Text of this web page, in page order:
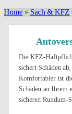
Home » Sach & KFZ
Die KFZ-
sichert Schäden
Komfortabler ist
Schäden an Ihrem
sicheren Rundum-